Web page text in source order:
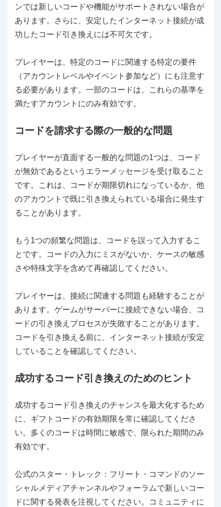
ンでは新しいコードや機能がサポートされない場合が
あります。さらに、安定したインターネット接続が成
功したコード引き換えには不可欠です。
プレイヤーは、特定のコードに関連する特定の要件
（アカウントレベルやイベント参加など）にも注意す
る必要があります。一部のコードは、これらの基準を
満たすアカウントにのみ有効です。
コードを請求する際の一般的な問題
プレイヤーが直面する一般的な問題の1つは、コード
が無効であるというエラーメッセージを受け取ること
です。これは、コードが期限切れになっているか、他
のアカウントで既に引き換えられている場合に発生す
ることがあります。
もう1つの頻繁な問題は、コードを誤って入力するこ
とです。コードの入力にミスがないか、ケースの敏感
さや特殊文字を含めて再確認してください。
プレイヤーは、接続に関連する問題も経験することが
あります。ゲームがサーバーに接続できない場合、コ
ードの引き換えプロセスが失敗することがあります。
コードを引き換える前に、インターネット接続が安定
していることを確認してください。
成功するコード引き換えのためのヒント
成功するコード引き換えのチャンスを最大化するため
に、ギフトコードの有効期限を常に確認してくださ
い。多くのコードは時間に敏感で、限られた期間のみ
有効です。
公式のスター・トレック：フリート・コマンドのソー
シャルメディアチャンネルやフォーラムで新しいコー
ドに関する発表を注視してください。コミュニティに